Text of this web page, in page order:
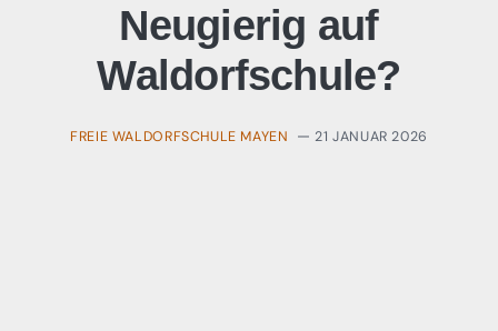
Neugierig auf
Waldorfschule?
FREIE WALDORFSCHULE MAYEN 21 JANUAR 2026